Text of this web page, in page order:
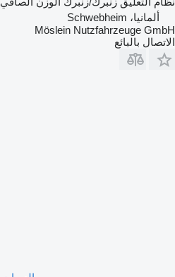
ألمانيا، Schwebheim
Möslein Nutzfahrzeuge GmbH
الاتصال بالبائع